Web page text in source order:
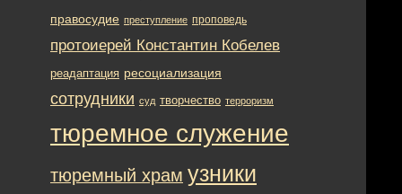
правосудие преступление проповедь
протоиерей Константин Кобелев
реадаптация ресоциализация
сотрудники суд творчество терроризм
тюремное служение
тюремный храм узники